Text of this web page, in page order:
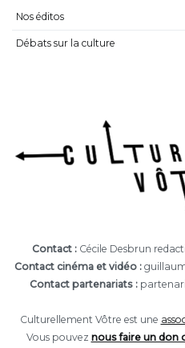
Nos éditos
Débats sur la culture
Contact :Cécile Desbrun
Contact cinéma et vidéo :
Contact partenariats :
Culturellement Vôtre est une
Vous pouvez nous faire un don